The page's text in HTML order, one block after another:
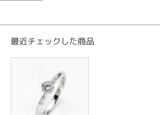
最近チェックした商品